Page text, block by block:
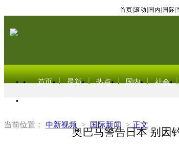
首页 滚动 国内 国际
首页 最新 热点 国内 社会
当前位置： 中新视频 > 国际新闻 > 正文
奥巴马警告日本 别因